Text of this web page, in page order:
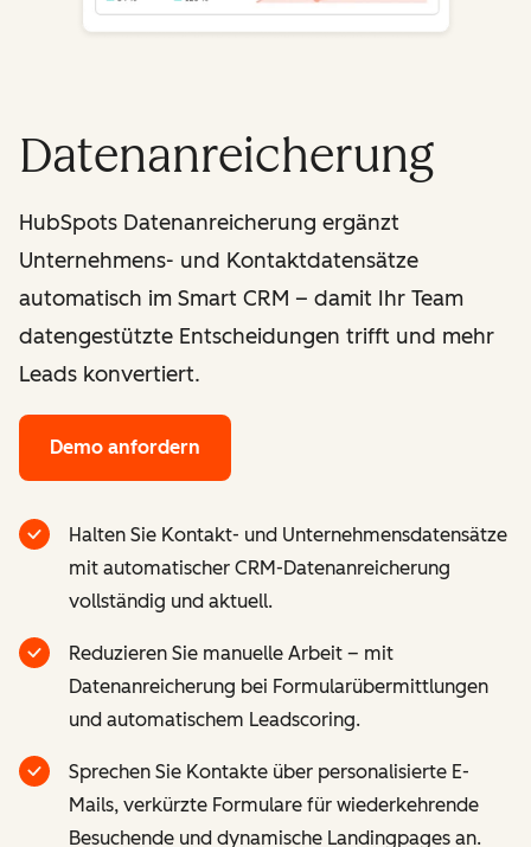
Datenanreicherung
HubSpots Datenanreicherung ergänzt
Unternehmens- und Kontaktdatensätze
automatisch im Smart CRM – damit Ihr Team
datengestützte Entscheidungen trifft und mehr
Leads konvertiert.
Demo anfordern
Halten Sie Kontakt- und Unternehmensdatensätze
mit automatischer CRM-Datenanreicherung
vollständig und aktuell.
Reduzieren Sie manuelle Arbeit – mit
Datenanreicherung bei Formularübermittlungen
und automatischem Leadscoring.
Sprechen Sie Kontakte über personalisierte E-
Mails, verkürzte Formulare für wiederkehrende
Besuchende und dynamische Landingpages an.